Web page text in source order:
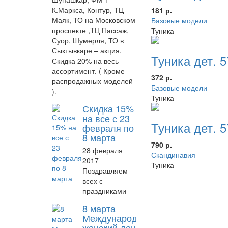
К.Маркса, Контур, ТЦ
Маяк, ТО на Московском
проспекте ,ТЦ Пассаж,
Суор, Шумерля, ТО в
Сыктывкаре – акция.
Скидка 20% на весь
ассортимент. ( Кроме
распродажных моделей
).
Скидка 15%
на все с 23
февраля по
8 марта
28 февраля
2017
Поздравляем
всех с
праздниками
8 марта
Международный
181 р.
Базовые модели
Туника
Туника дет.
372 р.
Базовые модели
Туника
Туника дет.
790 р.
Скандинавия
Туника